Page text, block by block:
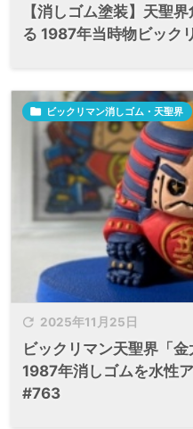
【消しゴム塗装】天聖
る 1987年当時物ビック
 2025年11月25日
 ビックリマン消しゴム・天聖界
ビックリマン天聖界「
1987年消しゴムを水性
#763